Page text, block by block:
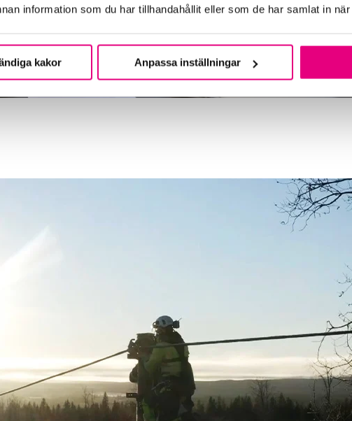
information som du har tillhandahållit eller som de har samlat in
kakor Anpassa inställningar